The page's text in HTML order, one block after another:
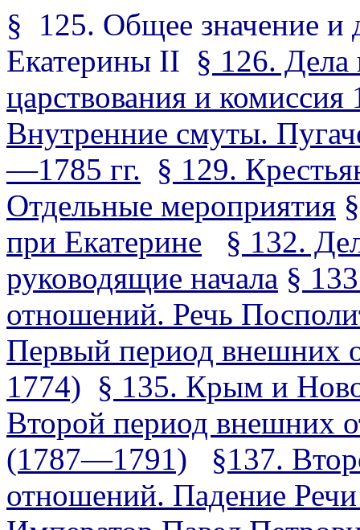
§ 125. Общее значение и
Екатерины II § 126. Дела
царствования и
Внутренние смуты.
—1785 гг. § 129.
Отдельные мероприятия
при Екатерине
§ 132.
руководящие начала §
отношений. Речь
Первый период внешних
1774) § 135. Крым и
Второй период внешних
(1787—1791)
§137.
отношений. Падение